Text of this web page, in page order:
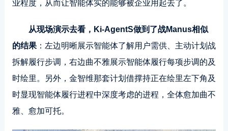
业程度，从而让智能体实的能够被企业用起去了。
从现场演示去看，Ki-AgentS做到了战Manus相似
的结果：左边明晰展示智能体了解用户需供、主动计划战
拆解履行步调，右边曲不雅展示智能体履行每项步调的及
时绘里。另外，金智维那套计划借撑持正在绘里左下角及
时显现智能体履行进程中深度考虑的进程，全体愈加曲不
雅、愈加可托。